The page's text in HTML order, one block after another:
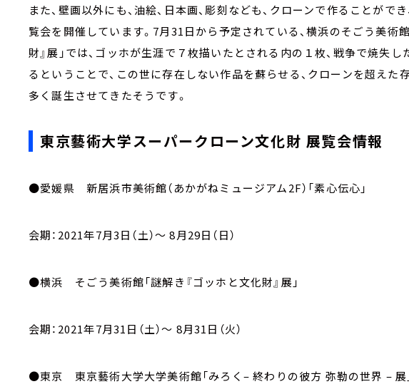
また、壁画以外にも、油絵、日本画、彫刻なども、クローンで作ることがで
覧会を開催しています。7月31日から予定されている、横浜のそごう美術
財』展」では、ゴッホが生涯で７枚描いたとされる内の１枚、戦争で焼失し
るということで、この世に存在しない作品を蘇らせる、クローンを超えた
多く誕生させてきたそうです。
東京藝術大学スーパークローン文化財 展覧会情報
●愛媛県 新居浜市美術館（あかがねミュージアム2F）「素心伝心」
会期：2021年7月3日（土）～ 8月29日（日）
●横浜 そごう美術館「謎解き『ゴッホと文化財』展」
会期：2021年7月31日（土）～ 8月31日（火）
●東京 東京藝術大学大学美術館「みろく– 終わりの彼方 弥勒の世界 – 展